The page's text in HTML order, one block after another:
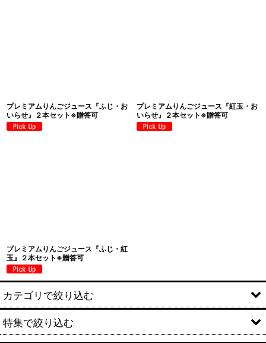
プレミアムりんごジュース『ふじ・お
いらせ』２本セット※贈答可
プレミアムりんごジュース『紅玉・お
いらせ』２本セット※贈答可
プレミアムりんごジュース『ふじ・紅
玉』２本セット※贈答可
カテゴリで絞り込む
果物
特集で絞り込む